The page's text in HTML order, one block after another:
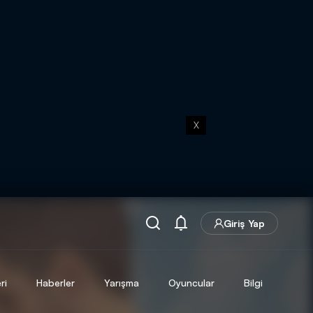
X
Giriş Yap
Haberler Yarışma Oyuncular Bilgi